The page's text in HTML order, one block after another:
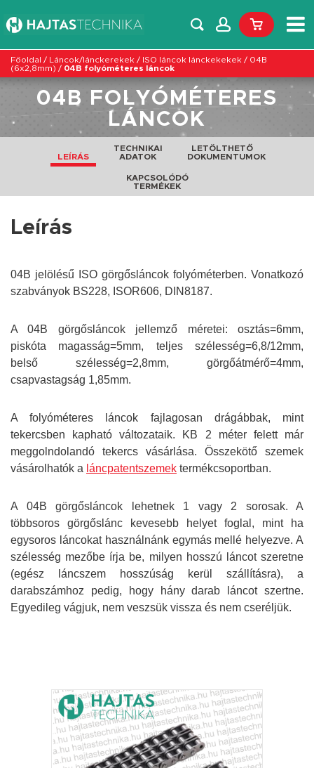
Főoldal / Láncok/lánckerekek / ISO láncok lánckekekek / 04B
(6x2,8mm) / 04B folyóméteres láncok
04B FOLYÓMÉTERES
LÁNCOK
LEÍRÁS
TECHNIKAI
ADATOK
LETÖLTHETŐ
DOKUMENTUMOK
KAPCSOLÓDÓ
TERMÉKEK
Leírás
04B jelölésű ISO görgősláncok folyóméterben. Vonatkozó
szabványok BS228, ISOR606, DIN8187.
A 04B görgősláncok jellemző méretei: osztás=6mm,
piskóta magasság=5mm, teljes szélesség=6,8/12mm,
belső szélesség=2,8mm, görgőátmérő=4mm,
csapvastagság 1,85mm.
A folyóméteres láncok fajlagosan drágábbak, mint
tekercsben kapható változataik. KB 2 méter felett már
meggolndolandó tekercs vásárlása. Összekötő szemek
vásárolhatók a láncpatentszemek termékcsoportban.
A 04B görgősláncok lehetnek 1 vagy 2 sorosak. A
többsoros görgőslánc kevesebb helyet foglal, mint ha
egysoros láncokat használnánk egymás mellé helyezve. A
szélesség mezőbe írja be, milyen hosszú láncot szeretne
(egész láncszem hosszúság kerül szállításra), a
darabszámhoz pedig, hogy hány darab láncot szertne.
Egyedileg vágjuk, nem veszsük vissza és nem cseréljük.